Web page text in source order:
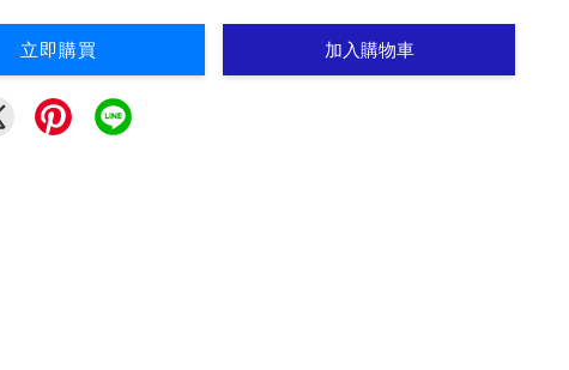
立即購買 加入購物車